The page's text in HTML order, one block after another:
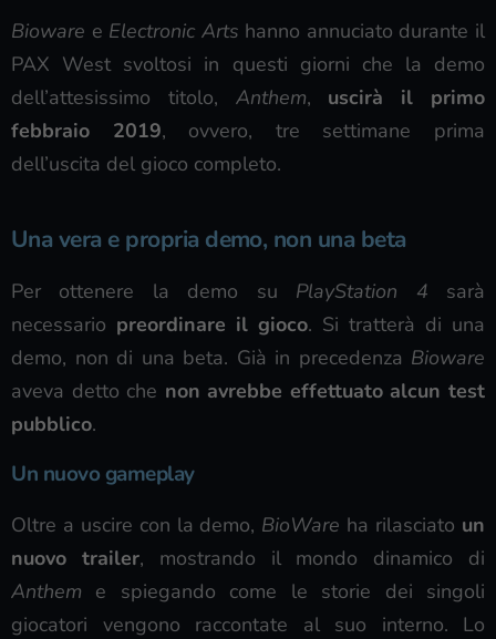
Bioware e Electronic Arts hanno annuciato durante il
PAX West svoltosi in questi giorni che la demo
dell’attesissimo titolo, Anthem, uscirà il primo
febbraio 2019, ovvero, tre settimane prima
dell’uscita del gioco completo.
Una vera e propria demo, non una beta
Per ottenere la demo su PlayStation 4 sarà
necessario preordinare il gioco. Si tratterà di una
demo, non di una beta. Già in precedenza Bioware
aveva detto che non avrebbe effettuato alcun test
pubblico.
Un nuovo gameplay
Oltre a uscire con la demo, BioWare ha rilasciato un
nuovo trailer, mostrando il mondo dinamico di
Anthem e spiegando come le storie dei singoli
giocatori vengono raccontate al suo interno. Lo